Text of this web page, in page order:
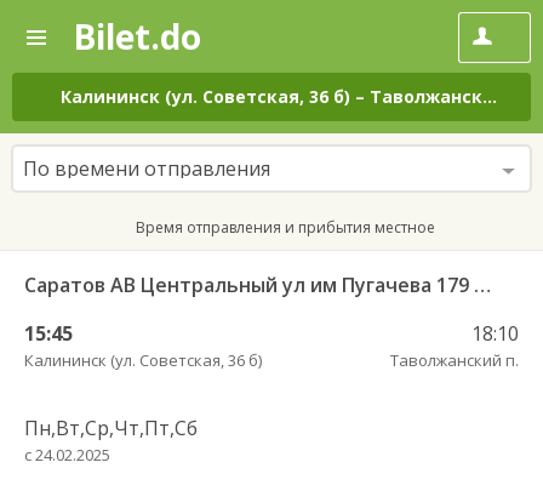
—
Поиск
и
покупка
билетов
на
автобус
онлайн
Bilet.do
Калининск (ул. Советская, 36 б) – Таволжанский п.
По времени отправления
Время отправления и прибытия местное
Саратов АВ Центральный ул им Пугачева 179 А — Романовка рп (ул Советская 116)
15:45
Калининск (ул. Советская, 36 б)
18:10
Таволжанский п.
Пн,Вт,Ср,Чт,Пт,Сб
с 24.02.2025